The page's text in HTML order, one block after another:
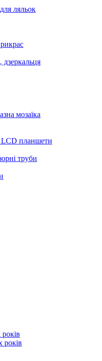
ляльок
дзеркальця
мозаїка
планшети
труби
років